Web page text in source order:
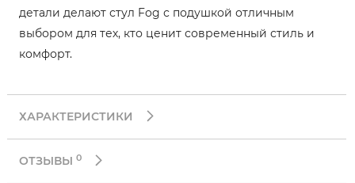
детали делают стул Fog с подушкой отличным
выбором для тех, кто ценит современный стиль и
комфорт.
ХАРАКТЕРИСТИКИ
ОТЗЫВЫ 0